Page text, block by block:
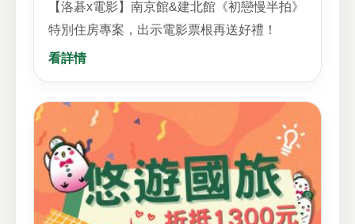
【洛碁x電影】南京館&建北館《初戀慢半拍》
特別住房專案，出示電影票根再送好禮！
看詳情